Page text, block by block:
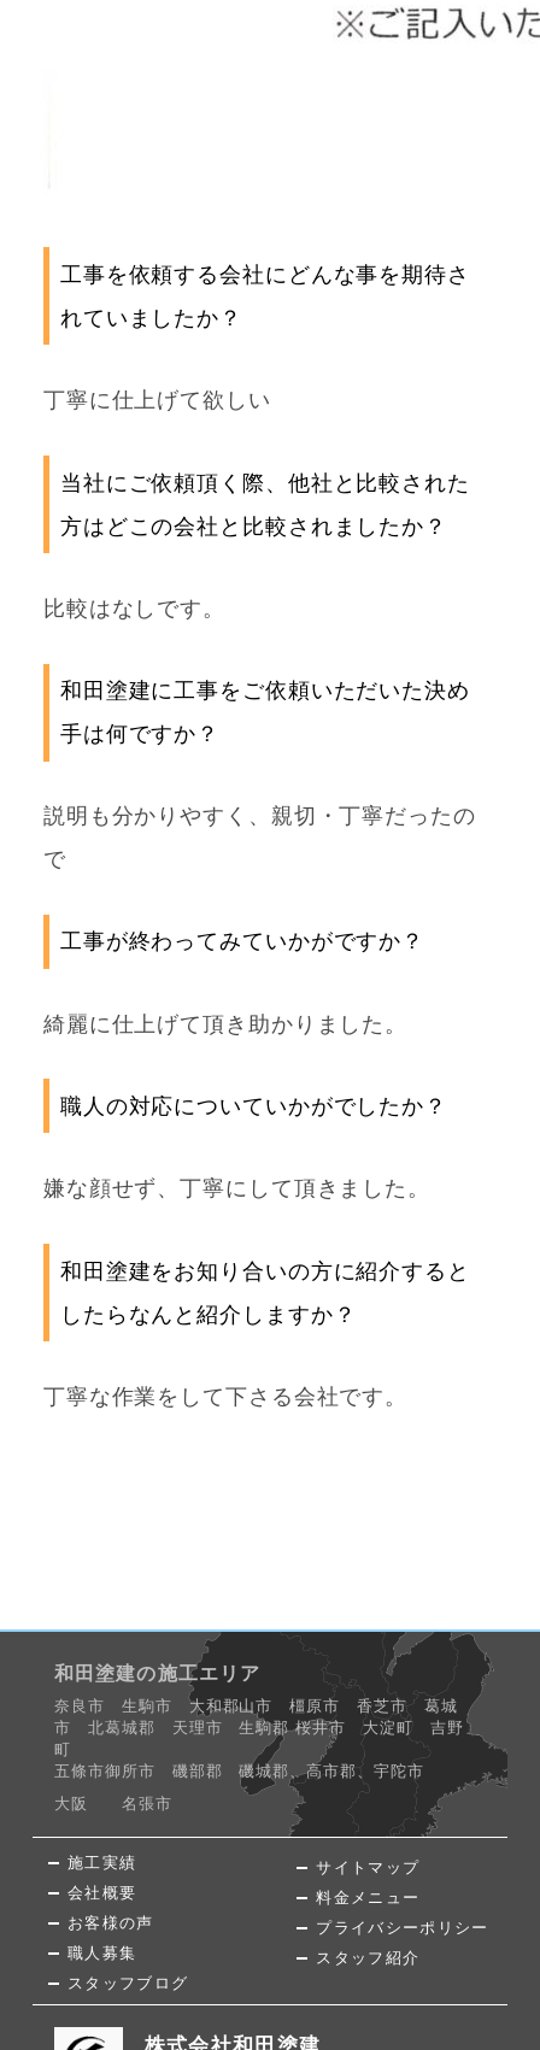
工事を依頼する会社にどんな事を期待さ
れていましたか？
丁寧に仕上げて欲しい
当社にご依頼頂く際、他社と比較された
方はどこの会社と比較されましたか？
比較はなしです。
和田塗建に工事をご依頼いただいた決め
手は何ですか？
説明も分かりやすく、親切・丁寧だったの
で
工事が終わってみていかがですか？
綺麗に仕上げて頂き助かりました。
職人の対応についていかがでしたか？
嫌な顔せず、丁寧にして頂きました。
和田塗建をお知り合いの方に紹介すると
したらなんと紹介しますか？
丁寧な作業をして下さる会社です。
和田塗建の施工エリア
奈良市 生駒市 大和郡山市 橿原市 香芝市 葛城
市 北葛城郡 天理市 生駒郡 桜井市 大淀町 吉野
町
五條市御所市 磯部郡 磯城郡、高市郡、宇陀市
大阪 名張市
施工実績
会社概要
お客様の声
職人募集
スタッフブログ
サイトマップ
料金メニュー
プライバシーポリシー
スタッフ紹介
株式会社和田塗建